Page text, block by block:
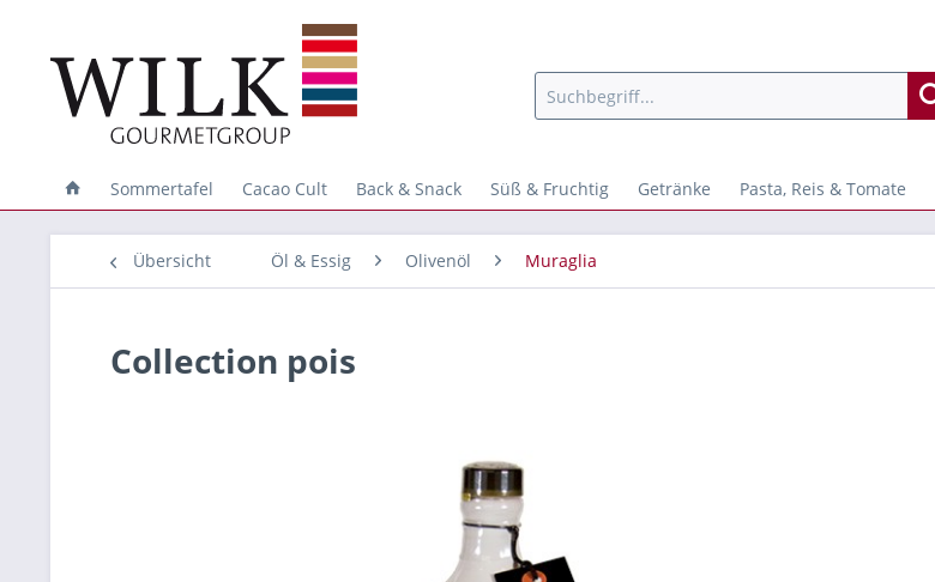
Sommertafel Cacao Cult Back & Snack Süß & Fruchtig Getränke Pasta, Reis & Tomate
Übersicht Öl & Essig Olivenöl Muraglia
Collection pois